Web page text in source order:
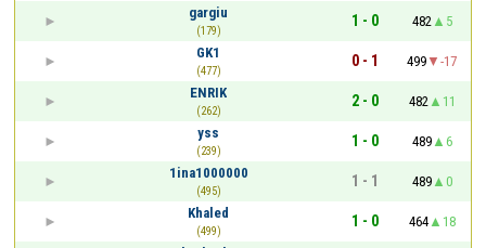
gargiu
(179)
1 - 0 482
5
GK1
(477)
0 - 1 499
-17
ENRIK
(262)
2 - 0 482
11
yss
(239)
1 - 0 489
6
1ina1000000
(495)
1 - 1 489
0
Khaled
(499)
1 - 0 464
18